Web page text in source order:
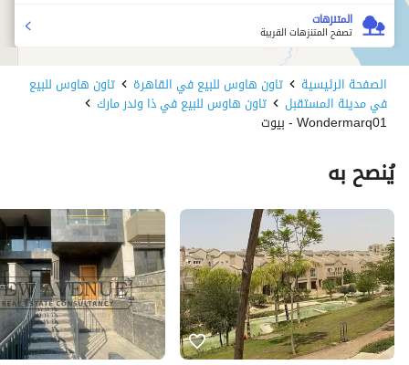
المتنزهات
تصفح المتنزهات القريبة
الصفحة الرئيسية تاون هاوس للبيع في القاهرة تاون هاوس للبيع
في مدينة المستقبل تاون هاوس للبيع في ذا وندر مارك
Wondermarq01 - بيوت
يُنصح به